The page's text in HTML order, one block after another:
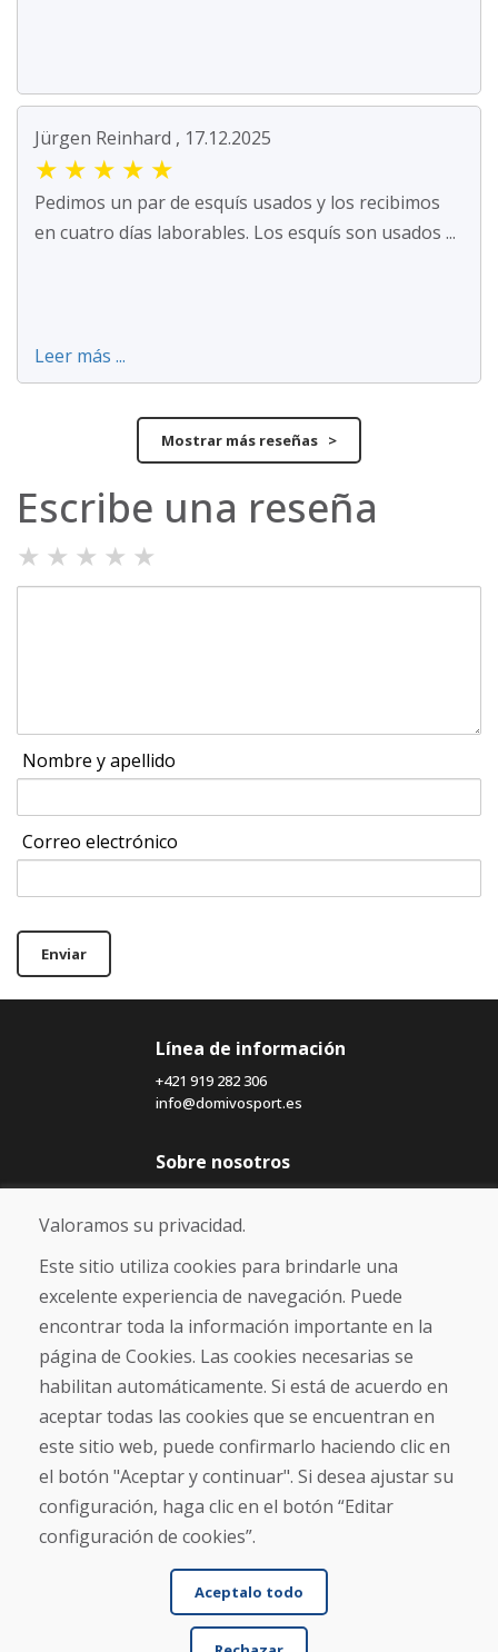
Jürgen Reinhard , 17.12.2025
★ ★ ★ ★ ★
Pedimos un par de esquís usados y los recibimos
en cuatro días laborables. Los esquís son usados ...
Leer más ...
Mostrar más reseñas >
Escribe una reseña
★ ★ ★ ★ ★
Nombre y apellido
Correo electrónico
Enviar
Línea de información
+421 919 282 306
info@domivosport.es
Sobre nosotros
Blog
Sobre nosotros
Comercio
Contacto
Compra
Tienda electrónica
Envío y pago
NORMAS DE RECLAMACIÓN
Devolución y cambio de mercancías
Política de privacidad
Cookies
Valoramos su privacidad.
Este sitio utiliza cookies para brindarle una
excelente experiencia de navegación. Puede
encontrar toda la información importante en la
página de Cookies. Las cookies necesarias se
habilitan automáticamente. Si está de acuerdo en
aceptar todas las cookies que se encuentran en
este sitio web, puede confirmarlo haciendo clic en
el botón "Aceptar y continuar". Si desea ajustar su
configuración, haga clic en el botón “Editar
configuración de cookies”.
Aceptalo todo